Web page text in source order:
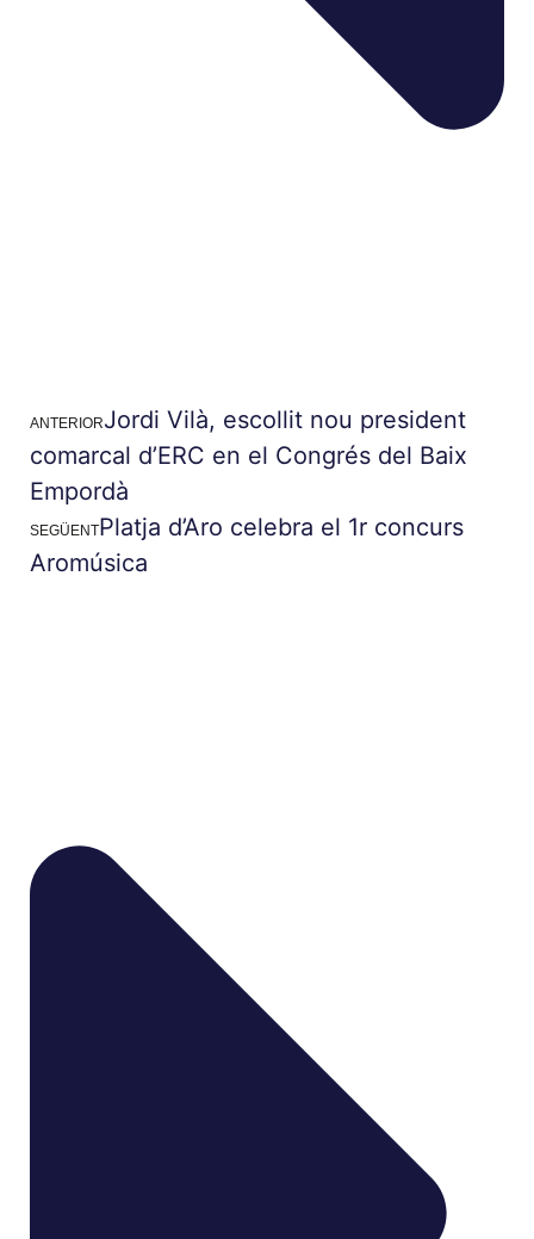
ANTERIORJordi Vilà, escollit nou president
comarcal d’ERC en el Congrés del Baix
Empordà
SEGÜENTPlatja d’Aro celebra el 1r concurs
Aromúsica